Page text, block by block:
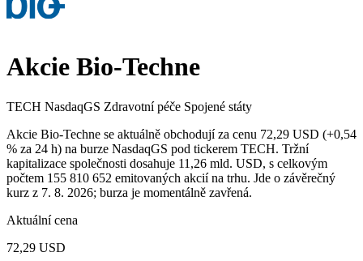
Akcie Bio-Techne
TECH NasdaqGS Zdravotní péče Spojené státy
Akcie Bio-Techne se aktuálně obchodují za cenu 72,29 USD (+0,54
% za 24 h) na burze NasdaqGS pod tickerem TECH. Tržní
kapitalizace společnosti dosahuje 11,26 mld. USD, s celkovým
počtem 155 810 652 emitovaných akcií na trhu. Jde o závěrečný
kurz z 7. 8. 2026; burza je momentálně zavřená.
Aktuální cena
72,29 USD